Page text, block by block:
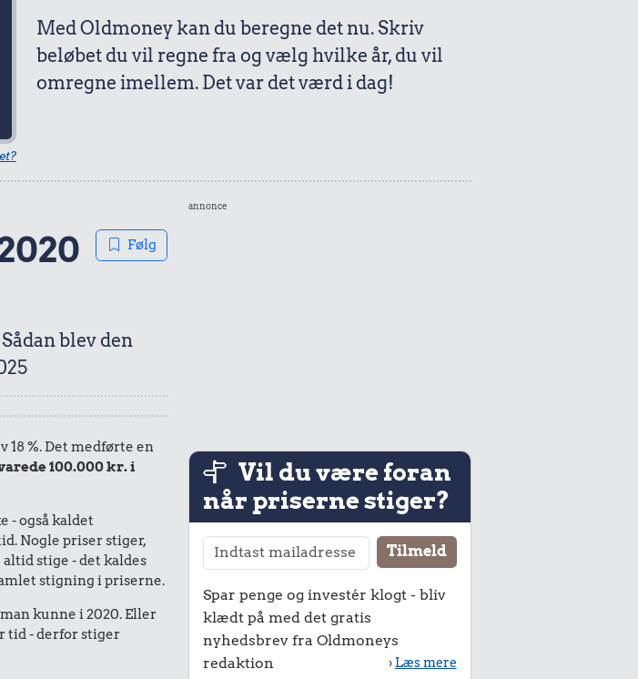
Med Oldmoney kan du beregne det nu. Skriv
beløbet du vil regne fra og vælg hvilke år, du vil
omregne imellem. Det var det værd i dag!
Følg
blev den
18 %. Det medførte en
100.000 kr. i
- også kaldet
Nogle priser stiger,
stige - det kaldes
stigning i priserne.
kunne i 2020. Eller
tid - derfor stiger
annonce
Vil du være foran
når priserne stiger?
Spar penge og investér klogt - bliv
klædt på med det gratis
nyhedsbrev fra Oldmoneys
redaktion
› Læs mere